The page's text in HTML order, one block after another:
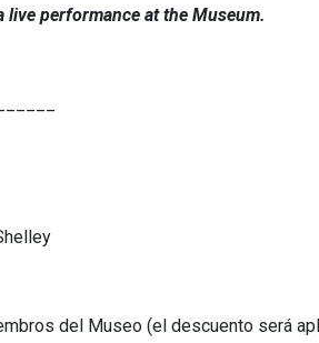
live performance at the Museum.
del Museo (el descuento será